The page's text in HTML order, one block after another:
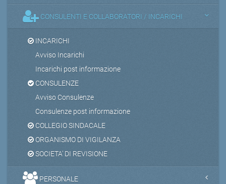
CONSULENTI E COLLABORATORI / INCARICHI
INCARICHI
Avviso Incarichi
Incarichi post informazione
CONSULENZE
Avviso Consulenze
Consulenze post informazione
COLLEGIO SINDACALE
ORGANISMO DI VIGILANZA
SOCIETA' DI REVISIONE
PERSONALE